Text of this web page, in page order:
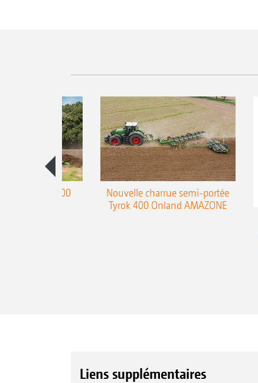
Teres 300
Nouvelle charrue semi-portée
Tyrok 400 Onland AMAZONE
Liens supplémentaires